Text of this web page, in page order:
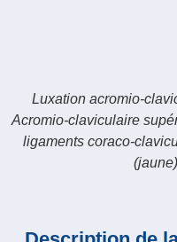
Luxation acromio-
Acromio-claviculaire
ligaments coraco-